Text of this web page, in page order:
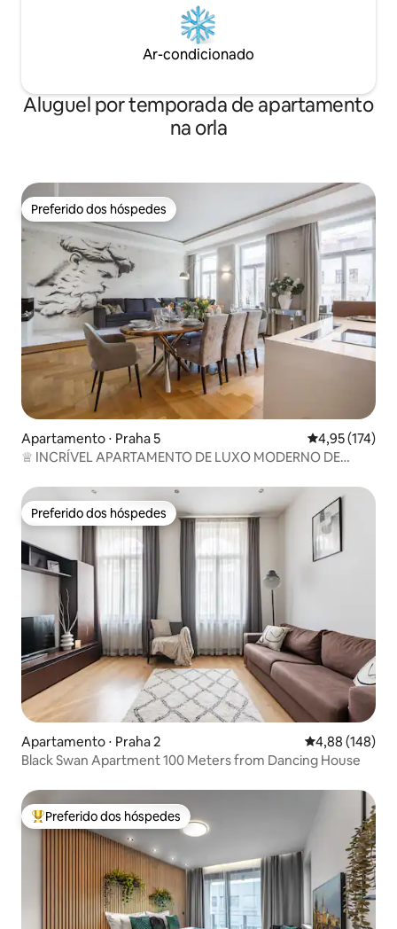
Ar-condicionado
Aluguel por temporada de apartamento
na orla
Preferido dos hóspedes
Preferido dos hóspedes
Apartamento ⋅ Praha 5 4,95 de uma
4,95 (174)
♕ INCRÍVEL APARTAMENTO DE LUXO MODERNO DE
Preferido dos hóspedes
Preferido dos hóspedes
Apartamento ⋅ Praha 2 4,88 de uma
4,88 (148)
Black Swan Apartment 100 Meters from Dancing House
Entre os melhores preferidos dos hóspedes
Preferido dos hóspedes